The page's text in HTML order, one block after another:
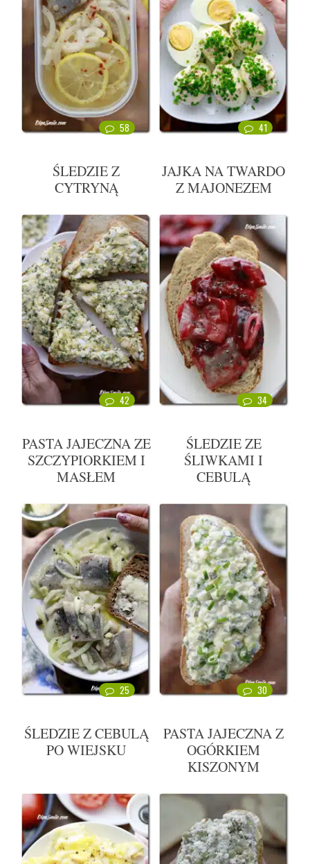
58
ŚLEDZIE Z
CYTRYNĄ
41
JAJKA NA TWARDO
Z MAJONEZEM
42
PASTA JAJECZNA ZE
SZCZYPIORKIEM I
MASŁEM
34
ŚLEDZIE ZE
ŚLIWKAMI I
CEBULĄ
25
ŚLEDZIE Z CEBULĄ
PO WIEJSKU
30
PASTA JAJECZNA Z
OGÓRKIEM
KISZONYM